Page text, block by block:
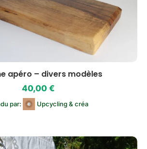
apéro – divers modèles
40,00 €
par: Upcycling & créa